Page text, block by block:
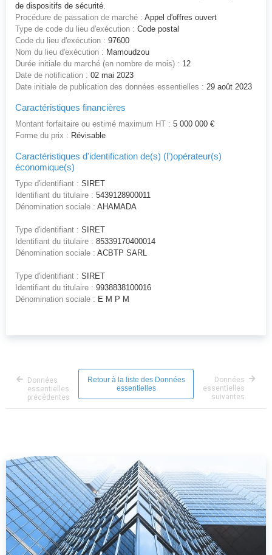
de dispositifs de sécurité.
Procédure de passation de marché : Appel d'offres ouvert
Type de code du lieu d'exécution : Code postal
Code du lieu d'exécution : 97600
Nom du lieu d'exécution : Mamoudzou
Durée initiale du marché (en nombre de mois) : 12
Date de notification : 02 mai 2023
Date initiale de publication des données essentielles : 29 août 2023
Caractéristiques financières
Montant forfaitaire ou estimé maximum HT : 5 000 000 €
Forme du prix : Révisable
Caractéristiques d'identification de(s) (l')opérateur(s)
économique(s)
Type d'identifiant : SIRET
Identifiant du titulaire : 5439128900011
Dénomination sociale : AHAMADA
Type d'identifiant : SIRET
Identifiant du titulaire : 85339170400014
Dénomination sociale : ACBTP SARL
Type d'identifiant : SIRET
Identifiant du titulaire : 9938838100016
Dénomination sociale : E M P M
Données
essentielles
précédentes
Retour à la liste des Données
essentielles
Données
essentielles
suivantes